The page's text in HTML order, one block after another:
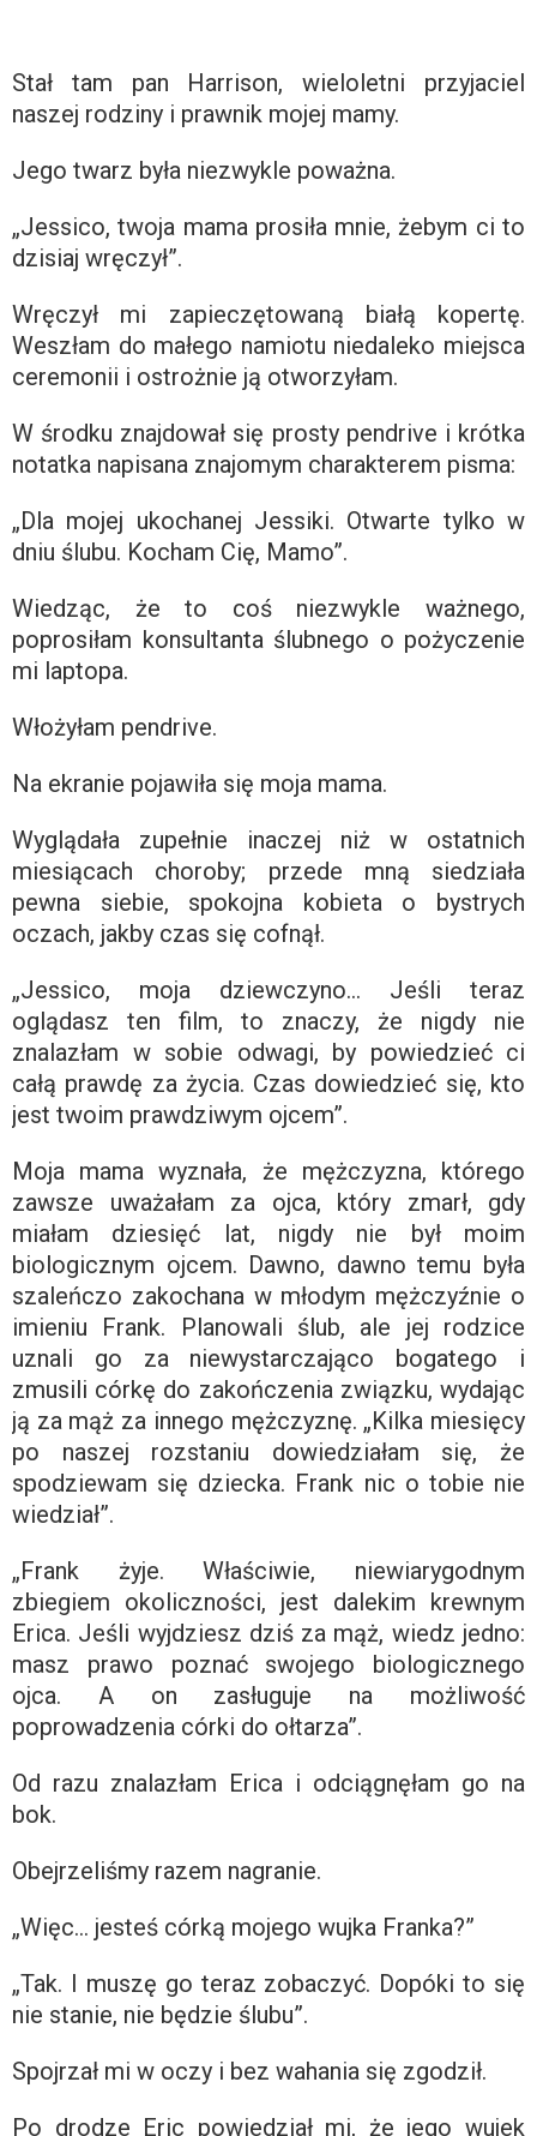
Stał tam pan Harrison, wieloletni przyjaciel
naszej rodziny i prawnik mojej mamy.
Jego twarz była niezwykle poważna.
„Jessico, twoja mama prosiła mnie, żebym ci to
dzisiaj wręczył”.
Wręczył mi zapieczętowaną białą kopertę.
Weszłam do małego namiotu niedaleko miejsca
ceremonii i ostrożnie ją otworzyłam.
W środku znajdował się prosty pendrive i krótka
notatka napisana znajomym charakterem pisma:
„Dla mojej ukochanej Jessiki. Otwarte tylko w
dniu ślubu. Kocham Cię, Mamo”.
Wiedząc, że to coś niezwykle ważnego,
poprosiłam konsultanta ślubnego o pożyczenie
mi laptopa.
Włożyłam pendrive.
Na ekranie pojawiła się moja mama.
Wyglądała zupełnie inaczej niż w ostatnich
miesiącach choroby; przede mną siedziała
pewna siebie, spokojna kobieta o bystrych
oczach, jakby czas się cofnął.
„Jessico, moja dziewczyno… Jeśli teraz
oglądasz ten film, to znaczy, że nigdy nie
znalazłam w sobie odwagi, by powiedzieć ci
całą prawdę za życia. Czas dowiedzieć się, kto
jest twoim prawdziwym ojcem”.
Moja mama wyznała, że ​​mężczyzna, którego
zawsze uważałam za ojca, który zmarł, gdy
miałam dziesięć lat, nigdy nie był moim
biologicznym ojcem. Dawno, dawno temu była
szaleńczo zakochana w młodym mężczyźnie o
imieniu Frank. Planowali ślub, ale jej rodzice
uznali go za niewystarczająco bogatego i
zmusili córkę do zakończenia związku, wydając
ją za mąż za innego mężczyznę. „Kilka miesięcy
po naszej rozstaniu dowiedziałam się, że
spodziewam się dziecka. Frank nic o tobie nie
wiedział”.
„Frank żyje. Właściwie, niewiarygodnym
zbiegiem okoliczności, jest dalekim krewnym
Erica. Jeśli wyjdziesz dziś za mąż, wiedz jedno:
masz prawo poznać swojego biologicznego
ojca. A on zasługuje na możliwość
poprowadzenia córki do ołtarza”.
Od razu znalazłam Erica i odciągnęłam go na
bok.
Obejrzeliśmy razem nagranie.
„Więc… jesteś córką mojego wujka Franka?”
„Tak. I muszę go teraz zobaczyć. Dopóki to się
nie stanie, nie będzie ślubu”.
Spojrzał mi w oczy i bez wahania się zgodził.
Po drodze Eric powiedział mi, że jego wujek